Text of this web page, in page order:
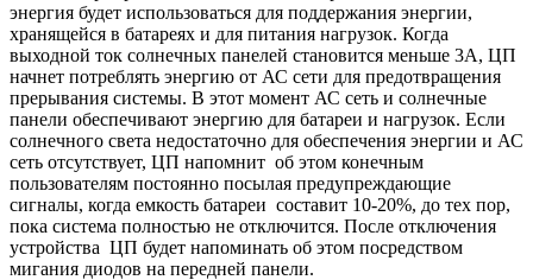
энергия будет использоваться для поддержания энергии,
хранящейся в батареях и для питания нагрузок. Когда
выходной ток солнечных панелей становится меньше 3А, ЦП
начнет потреблять энергию от АС сети для предотвращения
прерывания системы. В этот момент АС сеть и солнечные
панели обеспечивают энергию для батареи и нагрузок. Если
солнечного света недостаточно для обеспечения энергии и АС
сеть отсутствует, ЦП напомнит об этом конечным
пользователям постоянно посылая предупреждающие
сигналы, когда емкость батареи составит 10-20%, до тех пор,
пока система полностью не отключится. После отключения
устройства ЦП будет напоминать об этом посредством
мигания диодов на передней панели.